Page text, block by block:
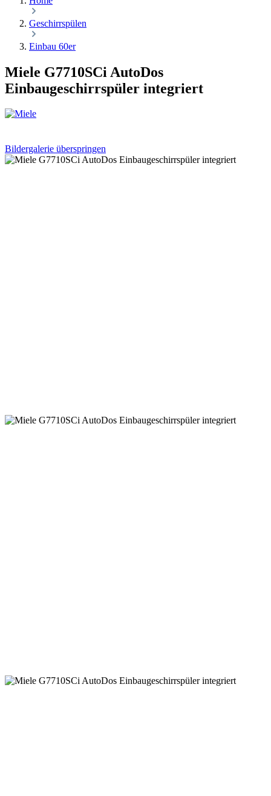
Geschirrspülen
Einbau 60er
Miele G7710SCi AutoDos
Einbaugeschirrspüler integriert
Bildergalerie überspringen